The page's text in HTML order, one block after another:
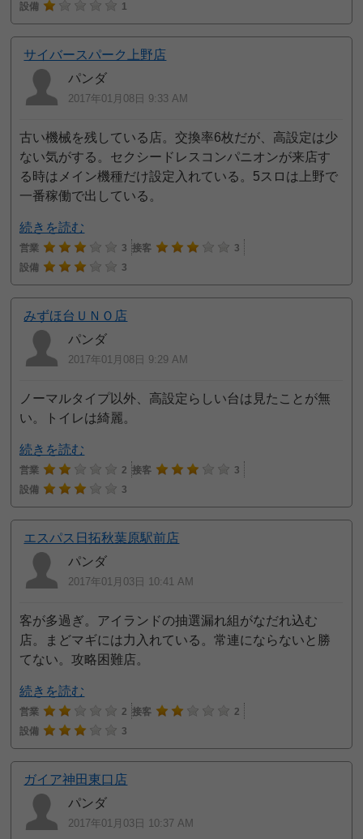
設備
1
サイバースパーク上野店
パンダ
2017年01月08日 9:33 AM
古い機械を残している店。交換率6枚だが、高設定は少
ない気がする。セクシードレスコンパニオンが来店す
る時はメイン機種だけ設定入れている。5スロは上野で
一番稼働で出している。
続きを読む
営業 3 接客
3
設備
3
みずほ台ＵＮＯ店
パンダ
2017年01月08日 9:29 AM
ノーマルタイプ以外、高設定らしい台は見たことが無
い。トイレは綺麗。
続きを読む
営業 2 接客
3
設備
3
エスパス日拓秋葉原駅前店
パンダ
2017年01月03日 10:41 AM
客が多過ぎ。アイランドの抽選漏れ組がなだれ込む
店。まどマギには力入れている。常連にならないと勝
てない。攻略困難店。
続きを読む
営業 2 接客
2
設備
3
ガイア神田東口店
パンダ
2017年01月03日 10:37 AM